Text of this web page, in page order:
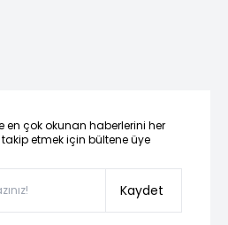
en çok okunan haberlerini her
etmek için bültene üye
Kaydet